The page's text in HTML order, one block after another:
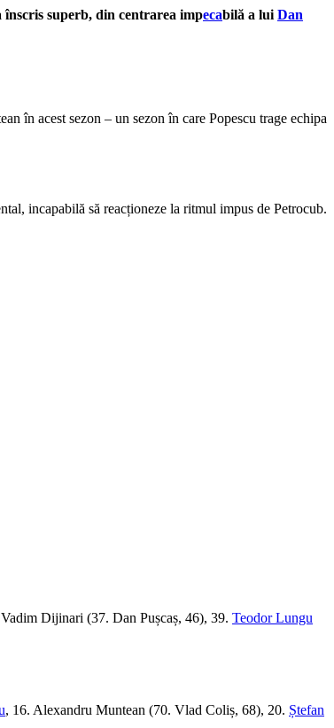
superb, din centrarea impecabilă a lui Dan
în acest sezon – un sezon în care Popescu trage echipa
incapabilă să reacționeze la ritmul impus de Petrocub.
Dijinari (37. Dan Pușcaș, 46), 39. Teodor Lungu
, 16. Alexandru Muntean (70. Vlad Coliș, 68), 20. Ștefan